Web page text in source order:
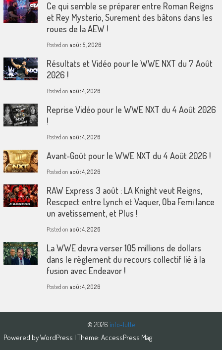
Ce qui semble se préparer entre Roman Reigns
et Rey Mysterio, Surement des bâtons dans les
roues de la AEW !
Posted on août 5, 2026
Résultats et Vidéo pour le WWE NXT du 7 Août
2026 !
Posted on août 4, 2026
Reprise Vidéo pour le WWE NXT du 4 Août 2026
!
Posted on août 4, 2026
Avant-Goût pour le WWE NXT du 4 Août 2026 !
Posted on août 4, 2026
RAW Express 3 août : LA Knight veut Reigns,
Rescpect entre Lynch et Vaquer, Oba Femi lance
un avetissement, et Plus !
Posted on août 4, 2026
La WWE devra verser 105 millions de dollars
dans le règlement du recours collectif lié à la
fusion avec Endeavor !
Posted on août 4, 2026
© 2026 info-lutte
Powered byWordPress | Theme: AccessPress Mag